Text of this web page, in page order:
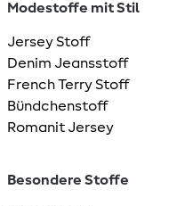
Modestoffe mit Stil
Jersey Stoff
Denim Jeansstoff
French Terry Stoff
Bündchenstoff
Romanit Jersey
Besondere Stoffe